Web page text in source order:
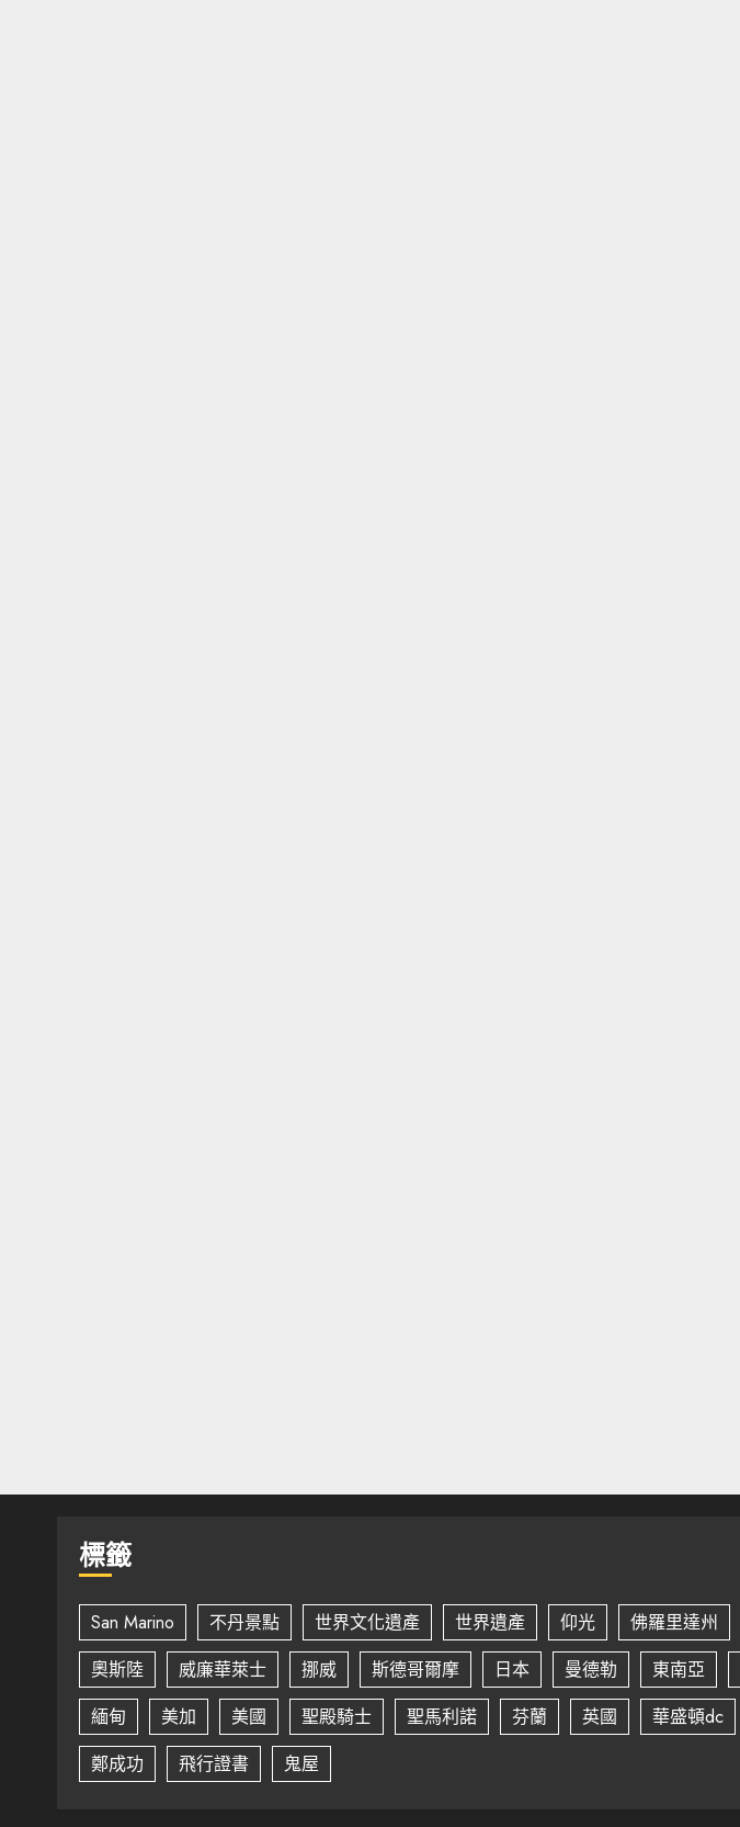
標籤
San Marino 不丹景點 世界文化遺產 世界遺產 仰光 佛羅里達州
奧斯陸
威廉華萊士 挪威 斯德哥爾摩 日本 曼德勒 東南亞
緬甸
美加 美國 聖殿騎士 聖馬利諾 芬蘭 英國 華盛頓dc
鄭成功
飛行證書 鬼屋